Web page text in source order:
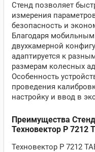
Стенд позволяет
измерения
безопасность и
Благодаря
двухкамерной
адаптируется к
размерам колесных
Особенность
проведения
настройку и ввод в
Преимущества
Техновектор P 7212
Техновектор P 7212